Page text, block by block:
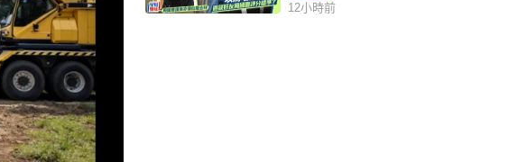
12小時前